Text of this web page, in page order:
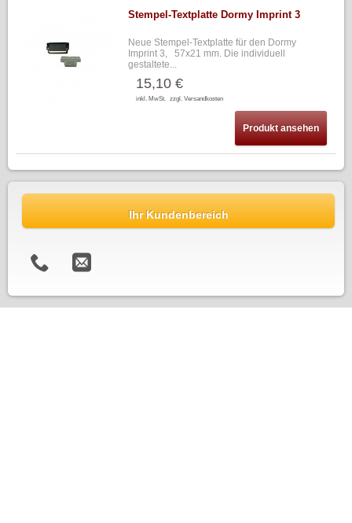
Stempel-Textplatte Dormy Imprint 3
Neue Stempel-Textplatte für den Dormy
Imprint 3, 57x21 mm. Die individuell
gestaltete...
15,10 €
inkl. MwSt. zzgl. Versandkosten
Produkt ansehen
Ihr Kundenbereich